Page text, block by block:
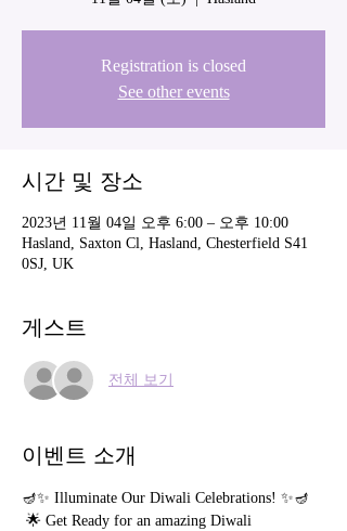
Registration is closed
See other events
시간 및 장소
2023년 11월 04일 오후 6:00 – 오후 10:00
Hasland, Saxton Cl, Hasland, Chesterfield S41
0SJ, UK
게스트
전체 보기
이벤트 소개
🪔✨ Illuminate Our Diwali Celebrations! ✨🪔
🌟 Get Ready for an amazing Diwali